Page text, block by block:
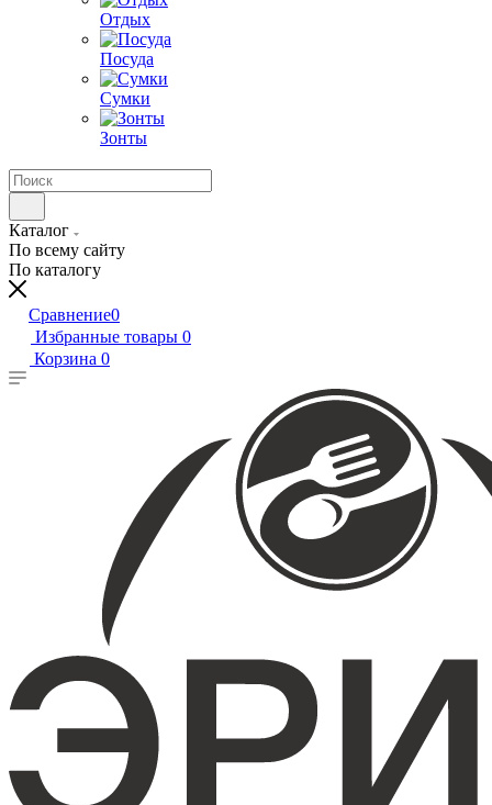
Отдых
Посуда
Сумки
Зонты
Каталог
По всему сайту
По каталогу
Сравнение0
Избранные товары 0
Корзина 0